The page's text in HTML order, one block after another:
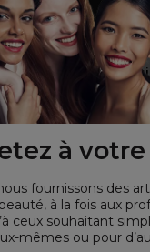
à
fournissons des
à la fois aux
ceux souhaitant
mêmes ou pour
n’êtes pas un
notre site pourles